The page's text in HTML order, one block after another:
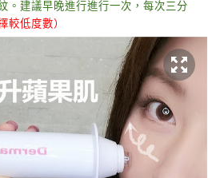
。建議早晚進行進行一次，每次三分
較低度數）